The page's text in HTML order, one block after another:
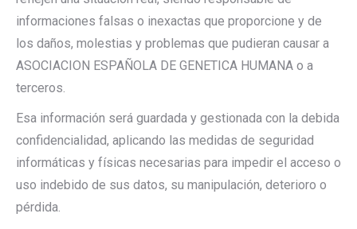
informaciones falsas o inexactas que proporcione y de
los daños, molestias y problemas que pudieran causar a
ASOCIACION ESPAÑOLA DE GENETICA HUMANA o a
terceros.
Esa información será guardada y gestionada con la debida
confidencialidad, aplicando las medidas de seguridad
informáticas y físicas necesarias para impedir el acceso o
uso indebido de sus datos, su manipulación, deterioro o
pérdida.